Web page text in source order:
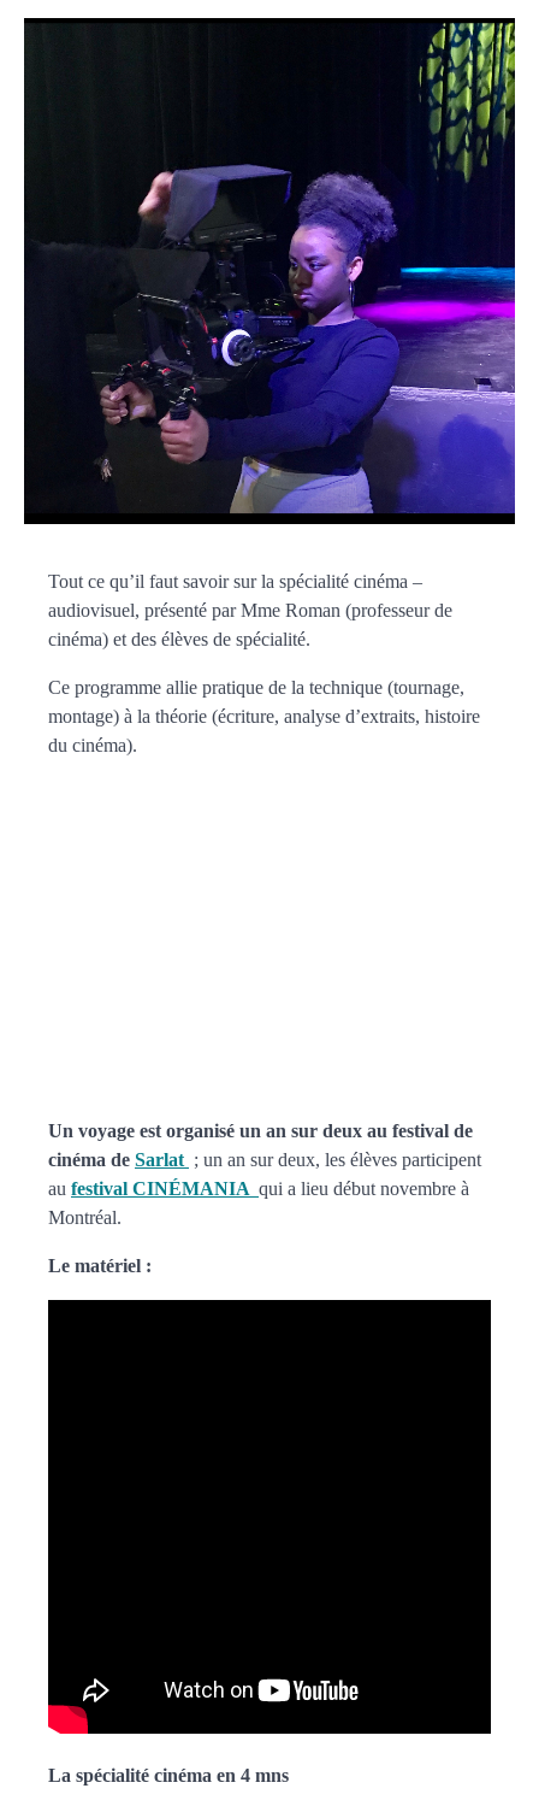
Tout ce qu’il faut savoir sur la spécialité cinéma –
audiovisuel, présenté par Mme Roman (professeur de
cinéma) et des élèves de spécialité.
Ce programme allie pratique de la technique (tournage,
montage) à la théorie (écriture, analyse d’extraits, histoire
du cinéma).
Un voyage est organisé un an sur deux au festival de
cinéma de Sarlat ; un an sur deux, les élèves participent
au festival CINÉMANIA qui a lieu début novembre à
Montréal.
Le matériel :
La spécialité cinéma en 4 mns